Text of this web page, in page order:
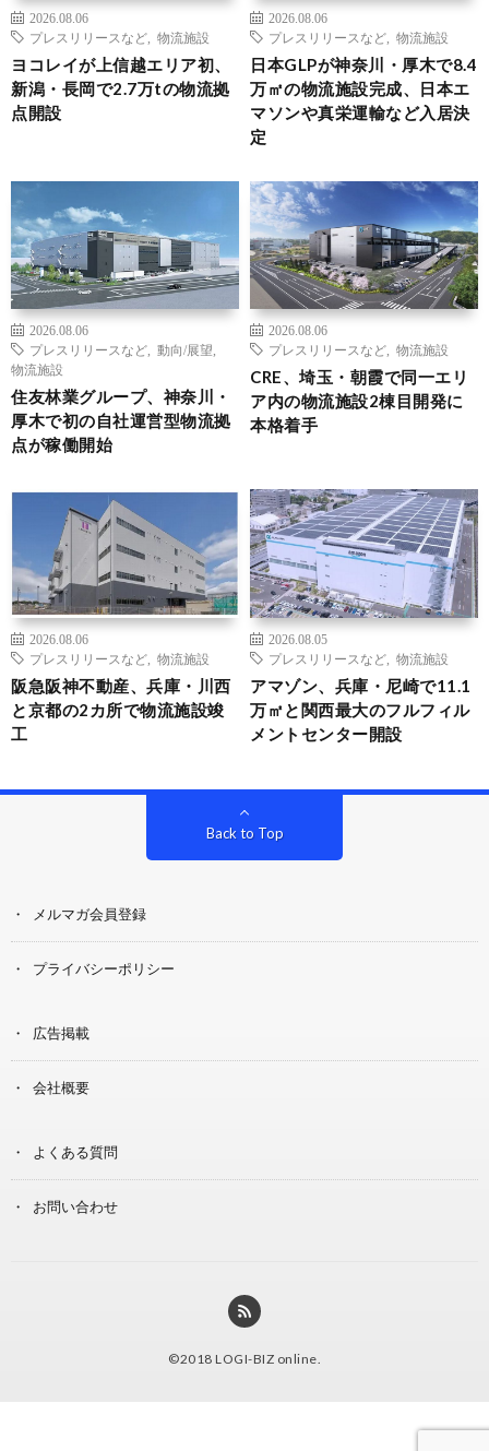
2026.08.06
プレスリリースなど
物流施設
ヨコレイが上信越エリア初、
新潟・長岡で2.7万tの物流拠
点開設
2026.08.06
プレスリリースなど
物流施設
日本GLPが神奈川・厚木で8.4
万㎡の物流施設完成、日本エ
マソンや真栄運輸など入居決
定
2026.08.06
プレスリリースなど
動向/展望
物流施設
住友林業グループ、神奈川・
厚木で初の自社運営型物流拠
点が稼働開始
2026.08.06
プレスリリースなど
物流施設
CRE、埼玉・朝霞で同一エリ
ア内の物流施設2棟目開発に
本格着手
2026.08.06
プレスリリースなど
物流施設
阪急阪神不動産、兵庫・川西
と京都の2カ所で物流施設竣
工
2026.08.05
プレスリリースなど
物流施設
アマゾン、兵庫・尼崎で11.1
万㎡と関西最大のフルフィル
メントセンター開設
Back to Top
メルマガ会員登録
プライバシーポリシー
広告掲載
会社概要
よくある質問
お問い合わせ
©2018 LOGI-BIZ online